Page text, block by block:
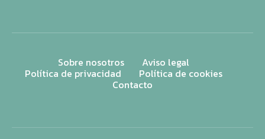
Sobre nosotros Aviso legal
Política de privacidad Política de cookies
Contacto